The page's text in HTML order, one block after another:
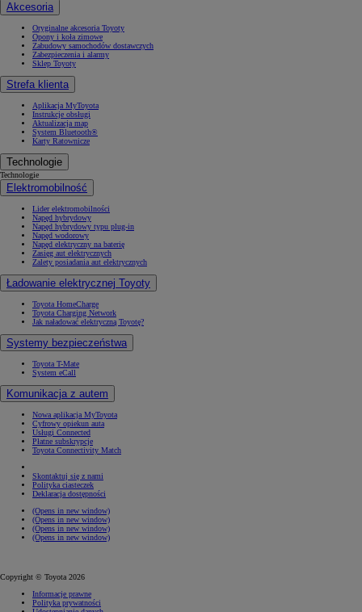
Akcesoria
Oryginalne akcesoria Toyoty
Opony i koła zimowe
Zabudowy samochodów dostawczych
Zabezpieczenia i alarmy
Sklep Toyoty
Strefa klienta
Aplikacja MyToyota
Instrukcje obsługi
Aktualizacja map
System Bluetooth®
Karty Ratownicze
Technologie
Technologie
Elektromobilność
Lider elektromobilności
Napęd hybrydowy
Napęd hybrydowy typu plug-in
Napęd wodorowy
Napęd elektryczny na baterię
Zasięg aut elektrycznych
Zalety posiadania aut elektrycznych
Ładowanie elektrycznej Toyoty
Toyota HomeCharge
Toyota Charging Network
Jak naładować elektryczną Toyotę?
Systemy bezpieczeństwa
Toyota T-Mate
System eCall
Komunikacja z autem
Nowa aplikacja MyToyota
Cyfrowy opiekun auta
Usługi Connected
Płatne subskrypcje
Toyota Connectivity Match
Skontaktuj się z nami
Polityka ciasteczek
Deklaracja dostępności
(Opens in new window)
(Opens in new window)
(Opens in new window)
(Opens in new window)
Copyright © Toyota 2026
Informacje prawne
Polityka prywatności